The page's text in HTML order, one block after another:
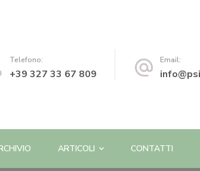
e Psicoterapeuta
Telefono:
+39 327 33 67 809
Email:
ARTICOLI CONTATTI